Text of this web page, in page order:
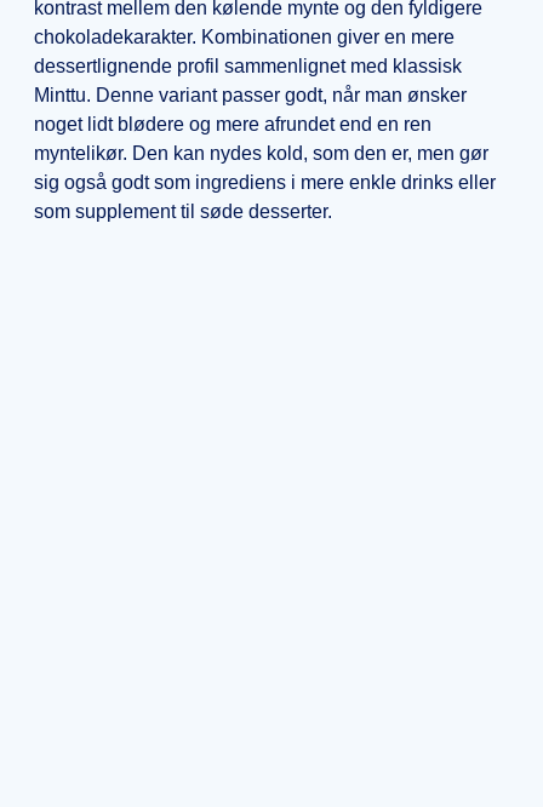
kontrast mellem den kølende mynte og den fyldigere
chokoladekarakter. Kombinationen giver en mere
dessertlignende profil sammenlignet med klassisk
Minttu. Denne variant passer godt, når man ønsker
noget lidt blødere og mere afrundet end en ren
myntelikør. Den kan nydes kold, som den er, men gør
sig også godt som ingrediens i mere enkle drinks eller
som supplement til søde desserter.